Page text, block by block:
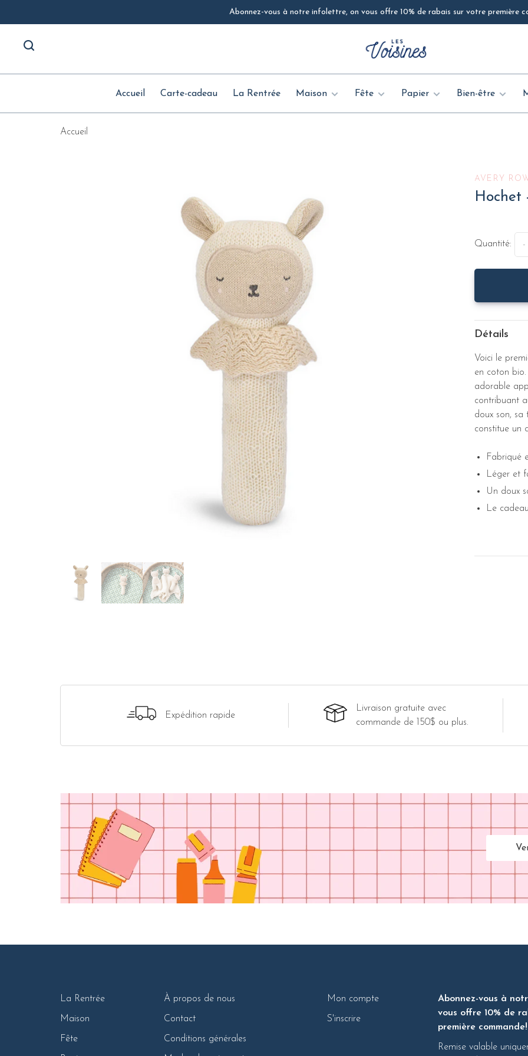
Abonnez-vous à notre infolettre, on vous offre 10% de rabais sur votre première
Accueil Carte-cadeau La Rentrée Maison Fête Papier Bien-être
Accueil
AVERY
Hochet
Quantité: -
Détails
Voici le
en coton
adorable
contribuant
doux son, sa
constitue un
Fabriqué
Léger et
Un doux
Le
Expédition rapide
Livraison gratuite avec
commande de 150$ ou plus.
La Rentrée
Maison
Fête
À propos de nous
Contact
Conditions générales
Mon compte
S'inscrire
Abonnez-vous à
vous offre 10% de
première commande!
Remise valable